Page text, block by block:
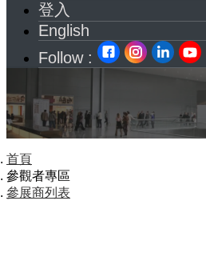
登入
English
Follow :
首頁
參觀者專區
參展商列表